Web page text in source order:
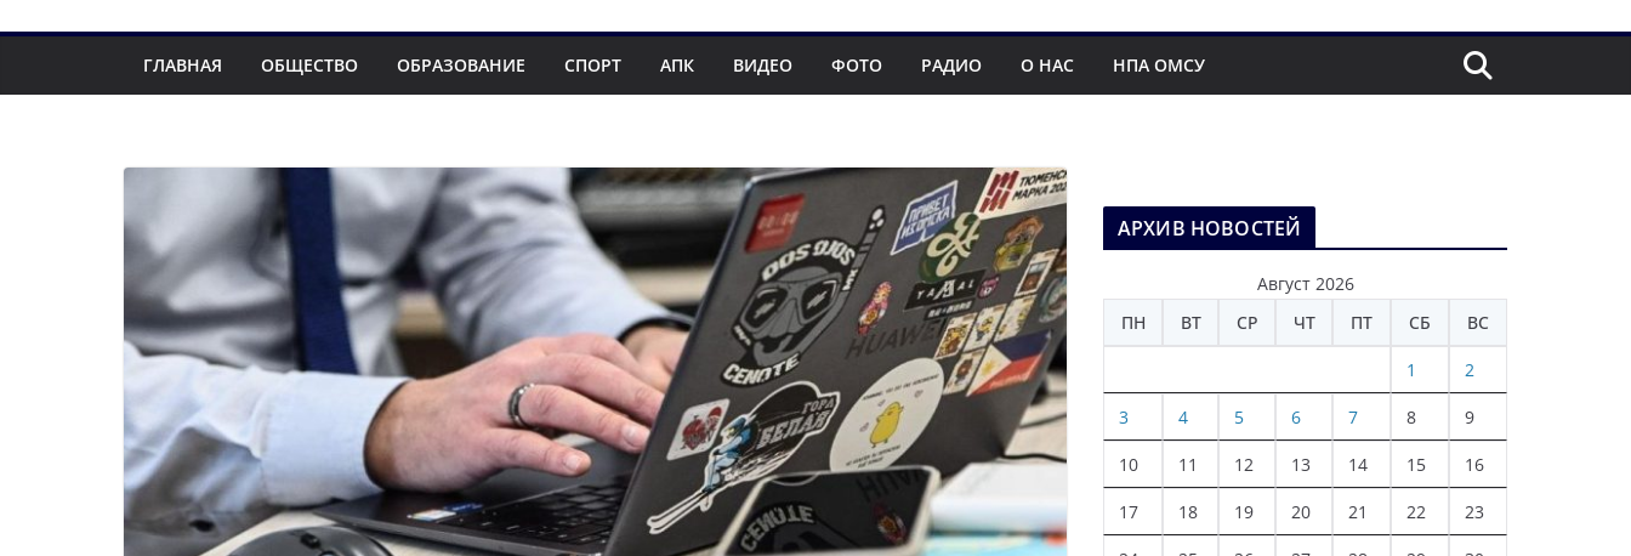
ГЛАВНАЯ ОБЩЕСТВО ОБРАЗОВАНИЕ СПОРТ АПК ВИДЕО ФОТО РАДИО О НАС НПА ОМСУ
АРХИВ НОВОСТЕЙ
Август 2026
ПН
ВТ СР ЧТ ПТ СБ ВС
1 2
3 4 5 6 7 8 9
10 11 12 13 14 15 16
17 18 19 20 21 22 23